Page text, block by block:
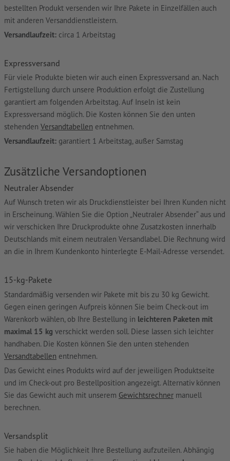
bestellten Produkt versenden wir Ihre Pakete in Einzelfällen auch
mit anderen Versanddienstleistern.
Versandlaufzeit: circa 1 Arbeitstag
Expressversand
Für viele Produkte bieten wir auch einen Expressversand an. Nach
Fertigstellung durch unsere Produktion erfolgt die Zustellung
garantiert am folgenden Arbeitstag. Auf Inseln ist kein
Expressversand möglich. Die Kosten können Sie den unten
stehenden Versandtabellen entnehmen.
Versandlaufzeit: garantiert 1 Arbeitstag, außer Samstag
Zusätzliche Versandoptionen
Neutraler Absender
Auf Wunsch treten wir als Druckdienstleister bei Ihren Kunden nicht
in Erscheinung. Wählen Sie die Option „Neutraler Absender“ aus und
wir verschicken Ihre Druckprodukte ohne Zusatzkosten innerhalb
Deutschlands mit einem neutralen Versandlabel. Die Rechnung wird
an die in Ihrem Kundenkonto hinterlegte E-Mail-Adresse versendet.
15-kg-Pakete
Standardmäßig versenden wir Pakete mit bis zu 30 kg Gewicht.
Gegen einen geringen Aufpreis können Sie beim Check-out im
Warenkorb wählen, ob Ihre Bestellung in leichteren Paketen mit
maximal 15 kg verschickt werden soll. Diese lassen sich leichter
handhaben. Die Kosten können Sie den unten stehenden
Versandtabellen entnehmen.
Das Gewicht eines Produkts wird auf der jeweiligen Produktseite
und im Check-out pro Bestellposition angezeigt. Alternativ können
Sie das Gewicht auch mit unserem Gewichtsrechner manuell
berechnen.
Versandsplit
Sie haben die Möglichkeit Ihre Bestellung aufzuteilen. Abhängig